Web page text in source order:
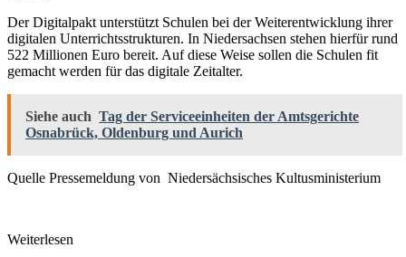
Der Digitalpakt unterstützt Schulen bei der Weiterentwicklung ihrer
digitalen Unterrichtsstrukturen. In Niedersachsen stehen hierfür rund
522 Millionen Euro bereit. Auf diese Weise sollen die Schulen fit
gemacht werden für das digitale Zeitalter.
Siehe auch Tag der Serviceeinheiten der Amtsgerichte
Osnabrück, Oldenburg und Aurich
Quelle Pressemeldung von Niedersächsisches Kultusministerium
Weiterlesen